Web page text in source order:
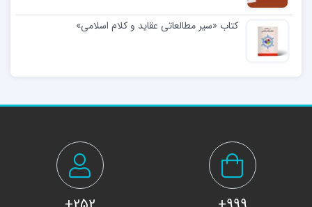
کتاب «سیر مطالعاتی عقاید و کلام اسلامی»